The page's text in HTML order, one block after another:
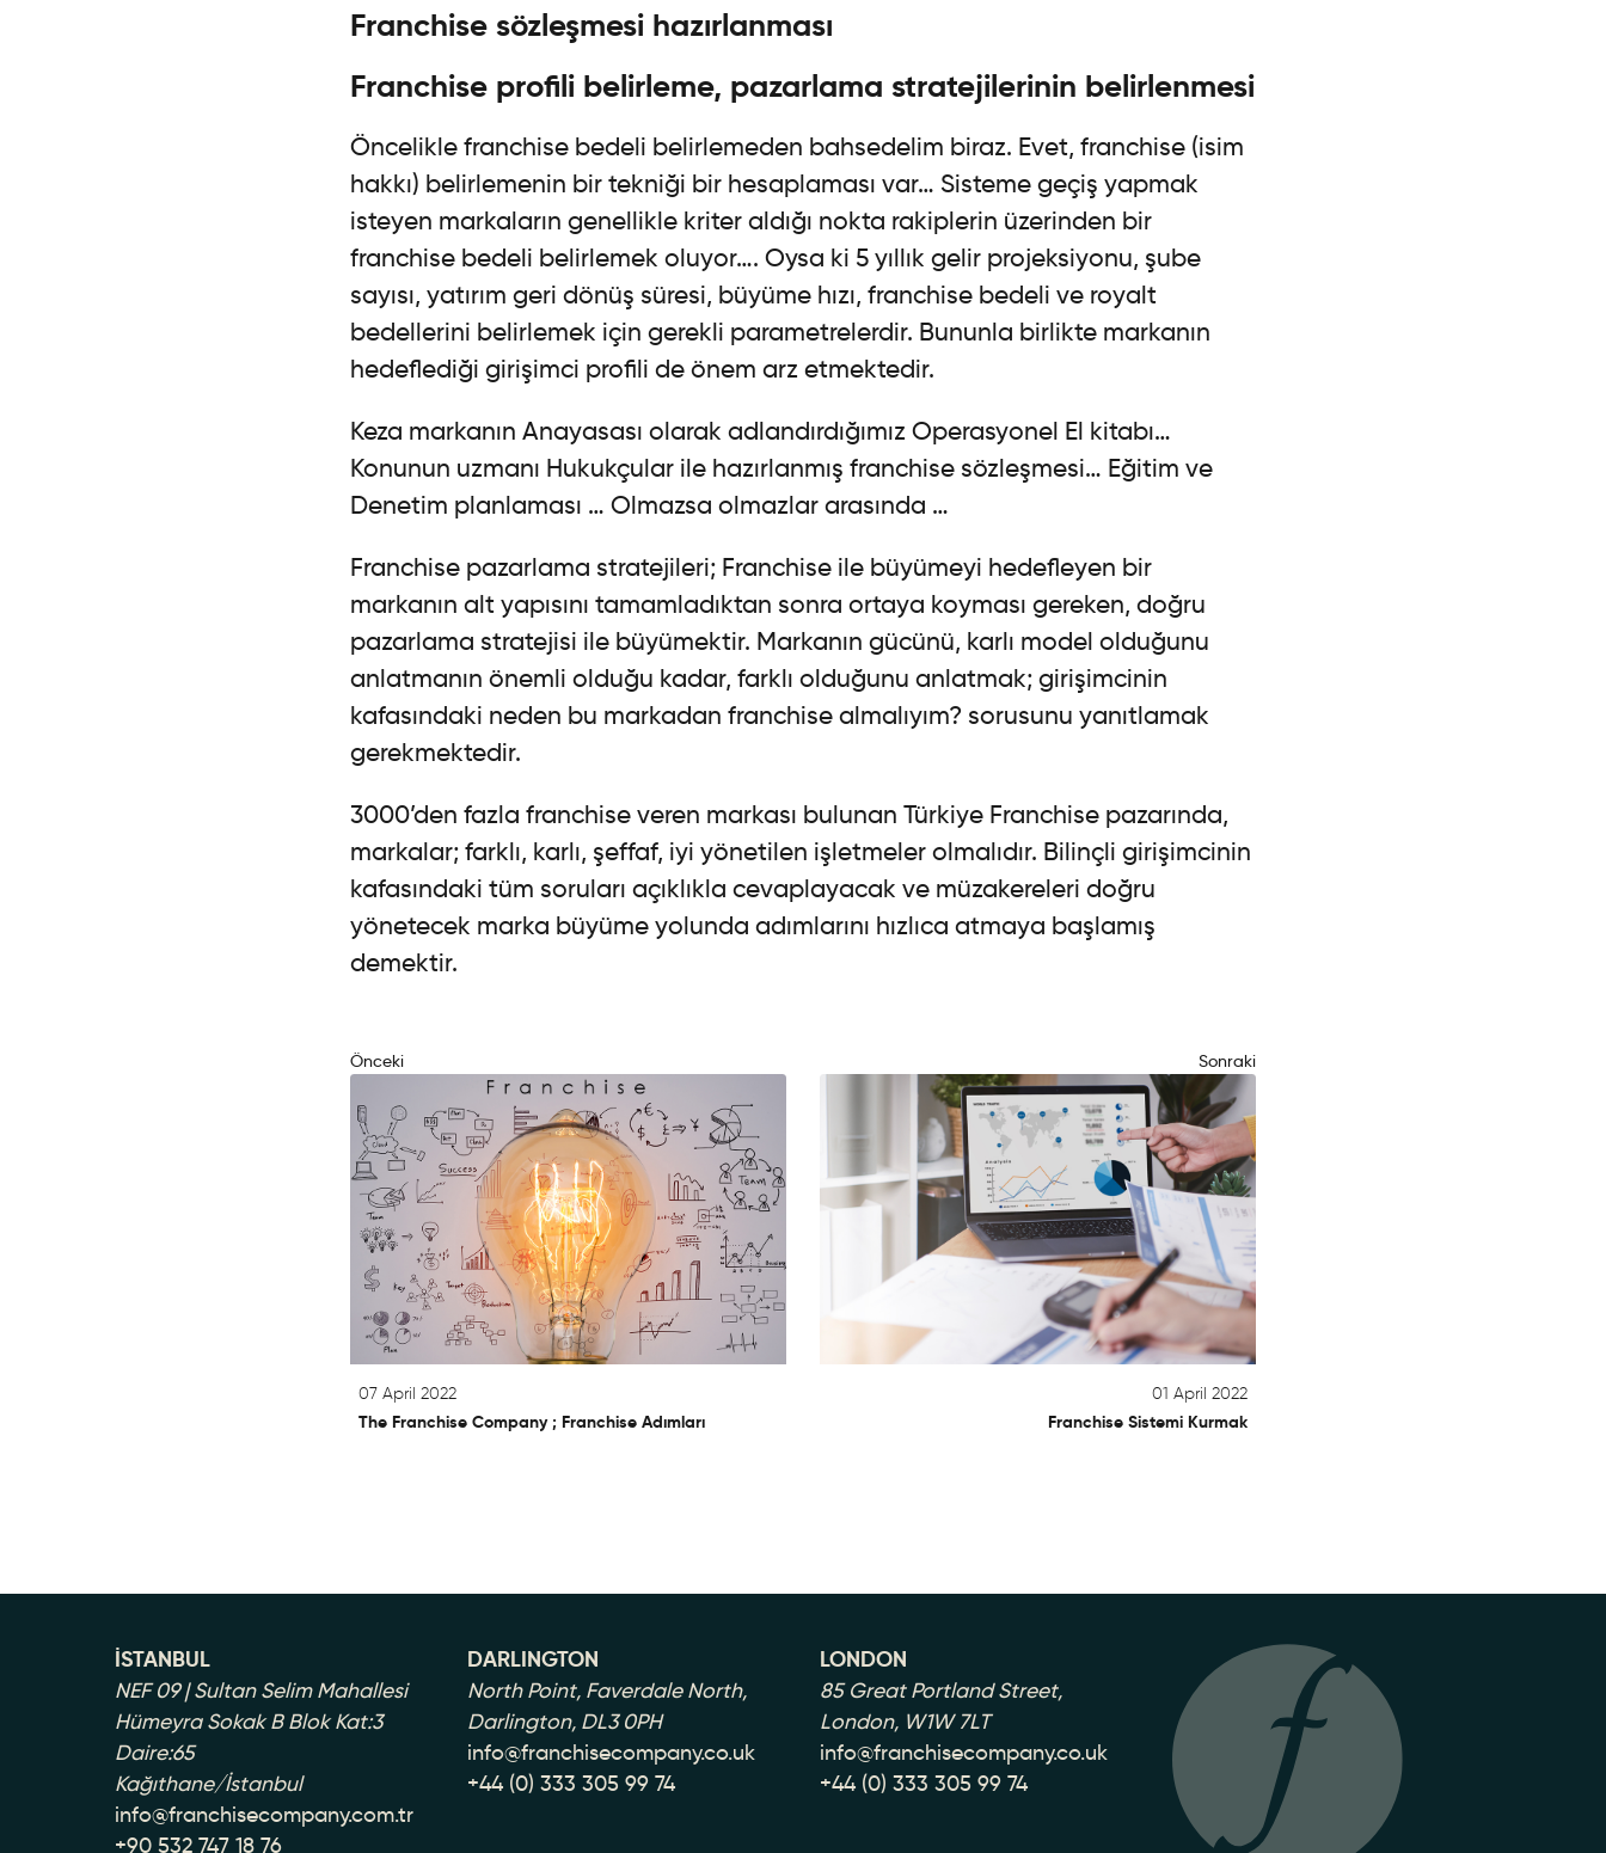
Franchise sözleşmesi hazırlanması
Franchise profili belirleme, pazarlama stratejilerinin belirlenmesi
Öncelikle franchise bedeli belirlemeden bahsedelim biraz. Evet, franchise (isim
hakkı) belirlemenin bir tekniği bir hesaplaması var… Sisteme geçiş yapmak
isteyen markaların genellikle kriter aldığı nokta rakiplerin üzerinden bir
franchise bedeli belirlemek oluyor…. Oysa ki 5 yıllık gelir projeksiyonu, şube
sayısı, yatırım geri dönüş süresi, büyüme hızı, franchise bedeli ve royalt
bedellerini belirlemek için gerekli parametrelerdir. Bununla birlikte markanın
hedeflediği girişimci profili de önem arz etmektedir.
Keza markanın Anayasası olarak adlandırdığımız Operasyonel El kitabı…
Konunun uzmanı Hukukçular ile hazırlanmış franchise sözleşmesi… Eğitim ve
Denetim planlaması … Olmazsa olmazlar arasında …
Franchise pazarlama stratejileri; Franchise ile büyümeyi hedefleyen bir
markanın alt yapısını tamamladıktan sonra ortaya koyması gereken, doğru
pazarlama stratejisi ile büyümektir. Markanın gücünü, karlı model olduğunu
anlatmanın önemli olduğu kadar, farklı olduğunu anlatmak; girişimcinin
kafasındaki neden bu markadan franchise almalıyım? sorusunu yanıtlamak
gerekmektedir.
3000’den fazla franchise veren markası bulunan Türkiye Franchise pazarında,
markalar; farklı, karlı, şeffaf, iyi yönetilen işletmeler olmalıdır. Bilinçli girişimcinin
kafasındaki tüm soruları açıklıkla cevaplayacak ve müzakereleri doğru
yönetecek marka büyüme yolunda adımlarını hızlıca atmaya başlamış
demektir.
Önceki
07 April 2022
The Franchise Company ; Franchise Adımları
Sonraki
01 April 2022
Franchise Sistemi Kurmak
İSTANBUL
NEF 09 | Sultan Selim Mahallesi
Hümeyra Sokak B Blok Kat:3
Daire:65
Kağıthane/İstanbul
info@franchisecompany.com.tr
+90 532 747 18 76
DARLINGTON
North Point, Faverdale North,
Darlington, DL3 0PH
info@franchisecompany.co.uk
+44 (0) 333 305 99 74
LONDON
85 Great Portland Street,
London, W1W 7LT
info@franchisecompany.co.uk
+44 (0) 333 305 99 74